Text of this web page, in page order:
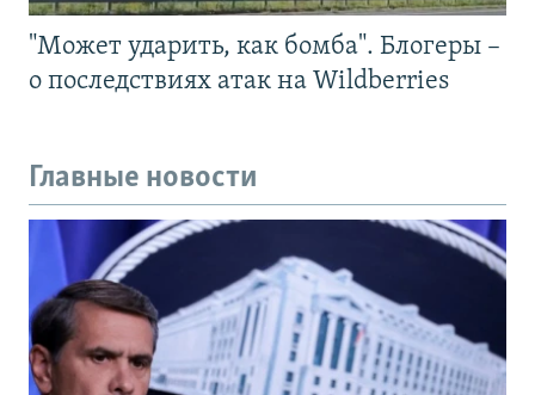
"Может ударить, как бомба". Блогеры –
о последствиях атак на Wildberries
Главные новости